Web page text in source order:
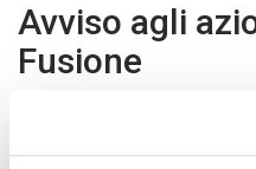
Avviso agli
Fusione